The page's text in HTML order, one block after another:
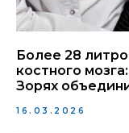
Более 28
костного
Зорях
16.03.2026